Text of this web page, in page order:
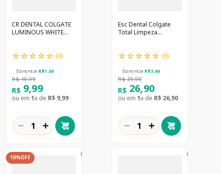
CR DENTAL COLGATE
LUMINOUS WHITE
☆☆☆☆☆ (0)
Economize R$ 1 ,00
R$ 10,99
R$ 9,99
ou em 1x de R$ 9,99
＋
－
Esc Dental Colgate
Total Limpeza
☆☆☆☆☆ (0)
Economize R$ 3,00
R$ 29,90
R$ 26,90
ou em 1x de R$ 26,90
＋
－
10%OFF